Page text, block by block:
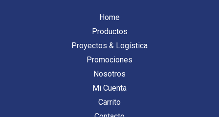
Home
Productos
Proyectos & Logística
Promociones
Nosotros
Mi Cuenta
Carrito